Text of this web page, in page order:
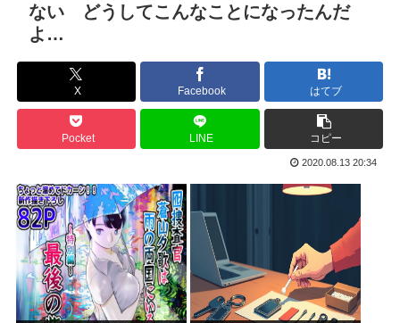
靖国神社、自衛官以外の軍服を禁止「コスプレは英霊を侮辱」
エ口漫画描いたんだけどpixivで誰も見ない
AI扱いされた絵師、筆を折る
ダンジョン飯のキャラいい子ばっかりでほんとに癒される
【朗報】 韓国人「Jリーグのこの監督、経歴がおかしい」
さもしい熊本県民「食事、ベッド、エアコン」を政府に切望。
韓国がサッカーの審判を買収したのはガチだった！ 審判を性...
【緊急速報】信用声優の羊宮妃那さん…
靖国神社、軍服コスプレでの参拝を禁止へ
【高市】トランプ「イランが核入手したら2分でイタリア滅亡...
ハンターハンター今何やってるかわからないWWW
ない どうしてこんなことになったんだ
よ…
X Facebook はてブ
Pocket LINE コピー
2020.08.13 20:34